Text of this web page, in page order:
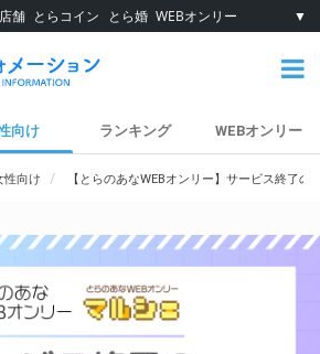
店舗 とらコイン とら婚 WEBオンリー ▼
向け ランキング WEBオンリー
性向け 【とらのあなWEBオンリー】サービス終了の